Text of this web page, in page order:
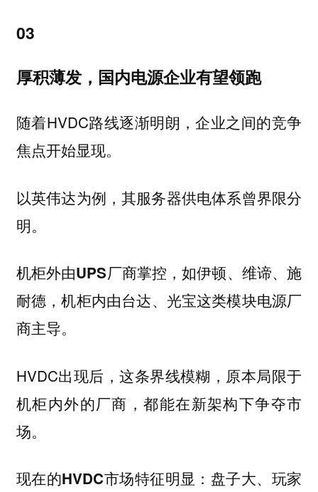
03
厚积薄发，国内电源企业有望领跑
随着HVDC路线逐渐明朗，企业之间的竞争
焦点开始显现。
以英伟达为例，其服务器供电体系曾界限分
明。
机柜外由UPS厂商掌控，如伊顿、维谛、施
耐德 ，机柜内由台达、光宝这类模块电源厂
商主导。
HVDC出现后，这条界线模糊，原本局限于
机柜内外的厂商，都能在新架构下争夺市
场。
现在的HVDC市场特征明显：盘子大、玩家